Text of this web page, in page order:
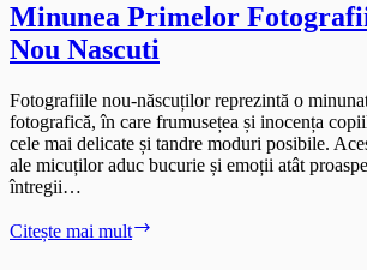
Minunea Primelor
Nou Nascuti
Fotografiile nou-născuților reprezintă o
fotografică, în care frumusețea și inocența
cele mai delicate și tandre moduri posibile.
ale micuților aduc bucurie și emoții atât
întregii…
Citește mai mult